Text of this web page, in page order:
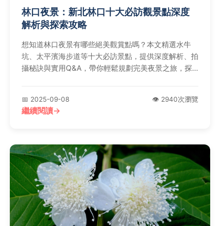
林口夜景：新北林口十大必訪觀景點深度
解析與探索攻略
想知道林口夜景有哪些絕美觀賞點嗎？本文精選水牛
坑、太平濱海步道等十大必訪景點，提供深度解析、拍
攝秘訣與實用Q&A，帶你輕鬆規劃完美夜景之旅，探
📅 2025-09-08 👁️ 2940次瀏覽
繼續閱讀